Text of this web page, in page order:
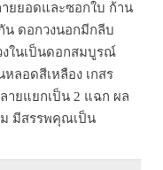
ยยอดและซอกใบ ก้าน
น ดอกวงนอกมีกลีบ
ในเป็นดอกสมบูรณ์
ลอดสีเหลือง เกสร
ายแยกเป็น 2 แฉก ผล
มีสรรพคุณเป็น